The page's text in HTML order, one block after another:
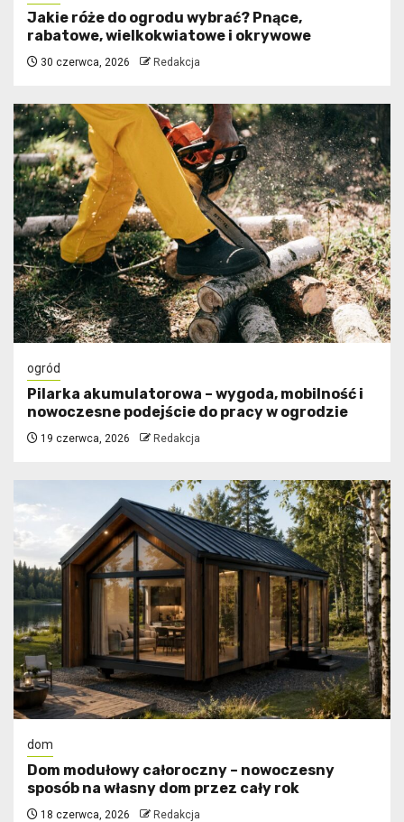
Jakie róże do ogrodu wybrać? Pnące,
rabatowe, wielkokwiatowe i okrywowe
30 czerwca, 2026 Redakcja
ogród
Pilarka akumulatorowa – wygoda, mobilność i
nowoczesne podejście do pracy w ogrodzie
19 czerwca, 2026 Redakcja
dom
Dom modułowy całoroczny – nowoczesny
sposób na własny dom przez cały rok
18 czerwca, 2026 Redakcja